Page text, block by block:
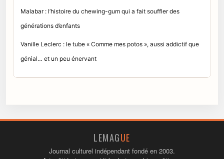
Malabar : l’histoire du chewing-gum qui a fait souffler des
générations d’enfants
Vanille Leclerc : le tube « Comme mes potos », aussi addictif que
génial… et un peu énervant
LEMAGUE
Journal culturel indépendant fondé en 2003.